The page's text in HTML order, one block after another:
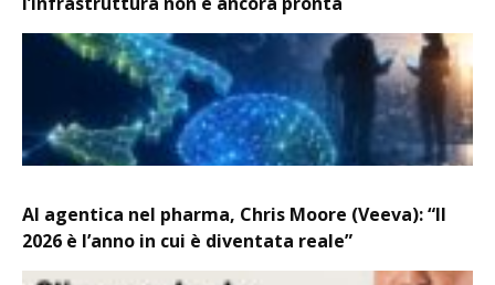
AI agentica nel pharma, Chris Moore (Veeva): “Il
2026 è l’anno in cui è diventata reale”